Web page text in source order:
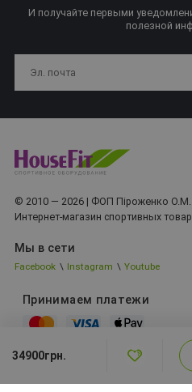
34900грн.
И получайте первыми
полезной
© 2010 — 2026 | ФОП Піроженко О.М.
Интернет-магазин спортивных
Мы в сети
Facebook \ Instagram \ Youtube
Принимаем платежи